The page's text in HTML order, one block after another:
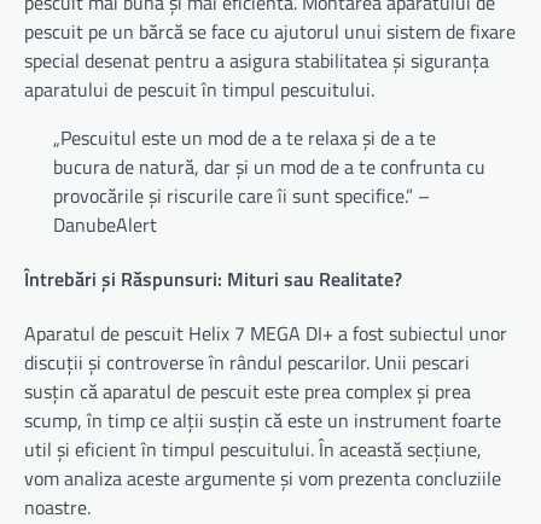
pescuit pe un bărcă se face cu ajutorul unui sistem de fixare
special desenat pentru a asigura stabilitatea și siguranța
aparatului de pescuit în timpul pescuitului.
„Pescuitul este un mod de a te relaxa și de a te
bucura de natură, dar și un mod de a te confrunta cu
provocările și riscurile care îi sunt specifice.” –
DanubeAlert
Întrebări și Răspunsuri: Mituri sau Realitate?
Aparatul de pescuit Helix 7 MEGA DI+ a fost subiectul unor
discuții și controverse în rândul pescarilor. Unii pescari
susțin că aparatul de pescuit este prea complex și prea
scump, în timp ce alții susțin că este un instrument foarte
util și eficient în timpul pescuitului. În această secțiune,
vom analiza aceste argumente și vom prezenta concluziile
noastre.